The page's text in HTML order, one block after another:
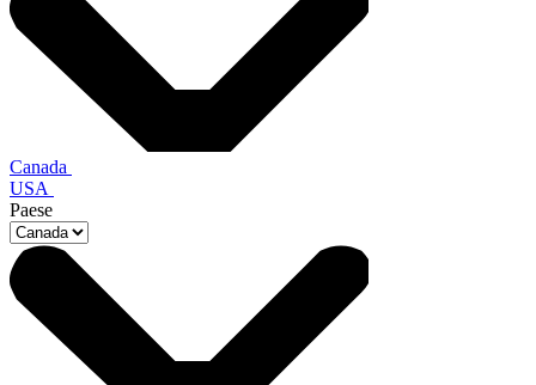
Canada
USA
Paese